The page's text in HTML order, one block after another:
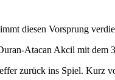
diesen Vorsprung
Atacan Akcil mit dem
zurück ins Spiel. Kurz